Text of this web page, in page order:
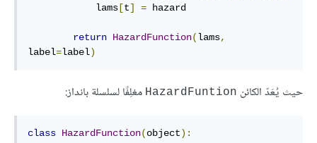
            lams
[t] = hazard
return HazardFunction(lams,
label=label)
حيث يُعَدّ الكائن HazardFuntion مغلِفًا لسلسلة بانداز:
class HazardFunction(object):